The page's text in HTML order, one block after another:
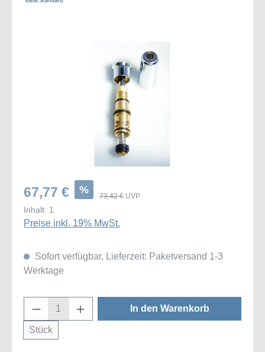
67,77 € %
73,42 € UVP
Inhalt: 1
Preise inkl. 19% MwSt.
Sofort verfügbar, Lieferzeit: Paketversand 1-3
Werktage
Produkt Anzahl: Gib den gewünschten
Stück
In den Warenkorb